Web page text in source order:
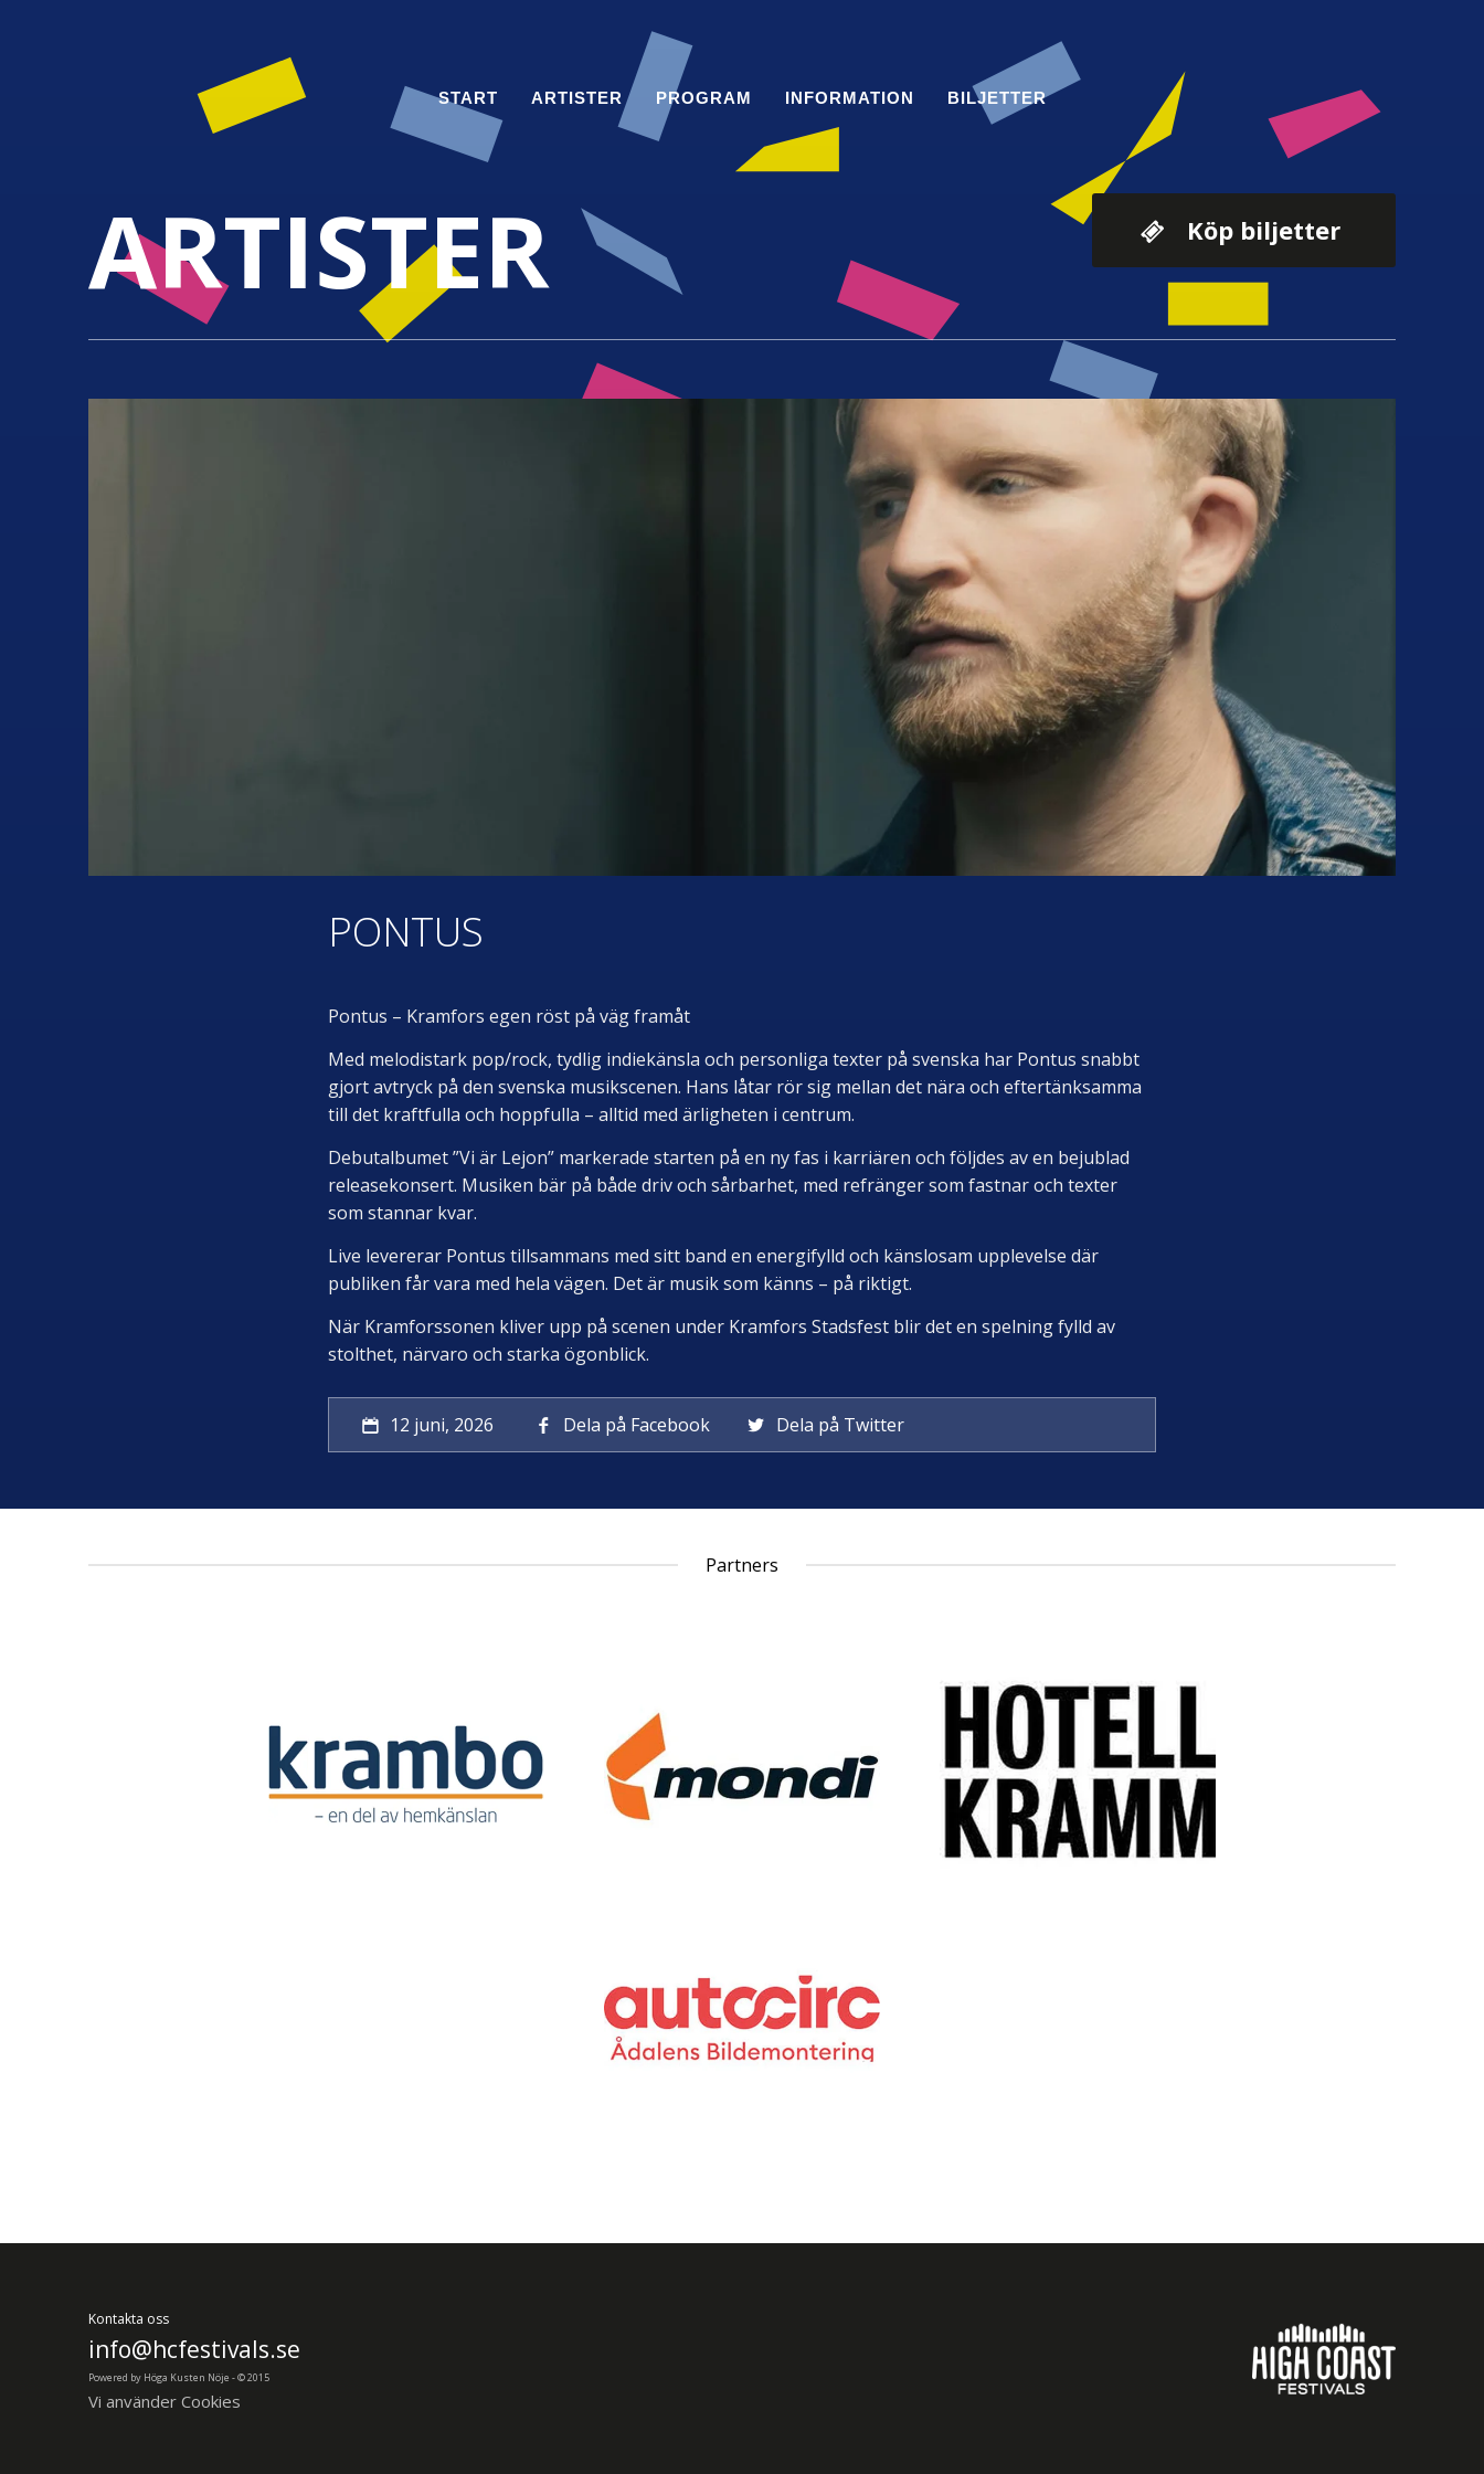
START ARTISTER PROGRAM INFORMATION BILJETTER
ARTISTER Köp biljetter
PONTUS
Pontus – Kramfors egen röst på väg framåt
Med melodistark pop/rock, tydlig indiekänsla och personliga texter på svenska har Pontus snabbt
gjort avtryck på den svenska musikscenen. Hans låtar rör sig mellan det nära och eftertänksamma
till det kraftfulla och hoppfulla – alltid med ärligheten i centrum.
Debutalbumet ”Vi är Lejon” markerade starten på en ny fas i karriären och följdes av en bejublad
releasekonsert. Musiken bär på både driv och sårbarhet, med refränger som fastnar och texter
som stannar kvar.
Live levererar Pontus tillsammans med sitt band en energifylld och känslosam upplevelse där
publiken får vara med hela vägen. Det är musik som känns – på riktigt.
När Kramforssonen kliver upp på scenen under Kramfors Stadsfest blir det en spelning fylld av
stolthet, närvaro och starka ögonblick.
12 juni, 2026 Dela på Facebook Dela på Twitter
Partners
Kontakta oss
info@hcfestivals.se
Powered by Höga Kusten Nöje - © 2015
Vi använder Cookies